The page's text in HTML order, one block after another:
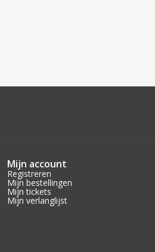
Mijn account
Registreren
Mijn bestellingen
Mijn tickets
Mijn verlanglijst